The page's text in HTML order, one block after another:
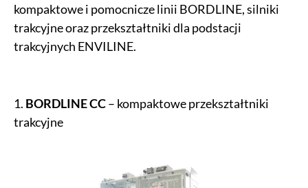
kompaktowe i pomocnicze linii BORDLINE, silniki
trakcyjne oraz przekształtniki dla podstacji
trakcyjnych ENVILINE.
1. BORDLINE CC– kompaktowe przekształtniki
trakcyjne